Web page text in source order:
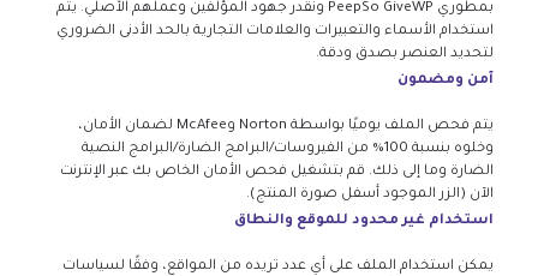
بمطوري PeepSo GiveWP ونقدر جهود المؤلفين وعملهم الأصلي. يتم
استخدام الأسماء والتعبيرات والعلامات التجارية بالحد الأدنى الضروري
لتحديد العنصر بصدق ودقة.
آمن ومضمون
يتم فحص الملف يوميًا بواسطة Norton وMcAfee لضمان الأمان،
وخلوه بنسبة 100% من الفيروسات/البرامج الضارة/البرامج النصية
الضارة وما إلى ذلك. قم بتشغيل فحص الأمان الخاص بك عبر الإنترنت
الآن (الزر الموجود أسفل صورة المنتج).
استخدام غير محدود للموقع والنطاق
يمكن استخدام الملف على أي عدد تريده من المواقع، وفقًا لسياسات